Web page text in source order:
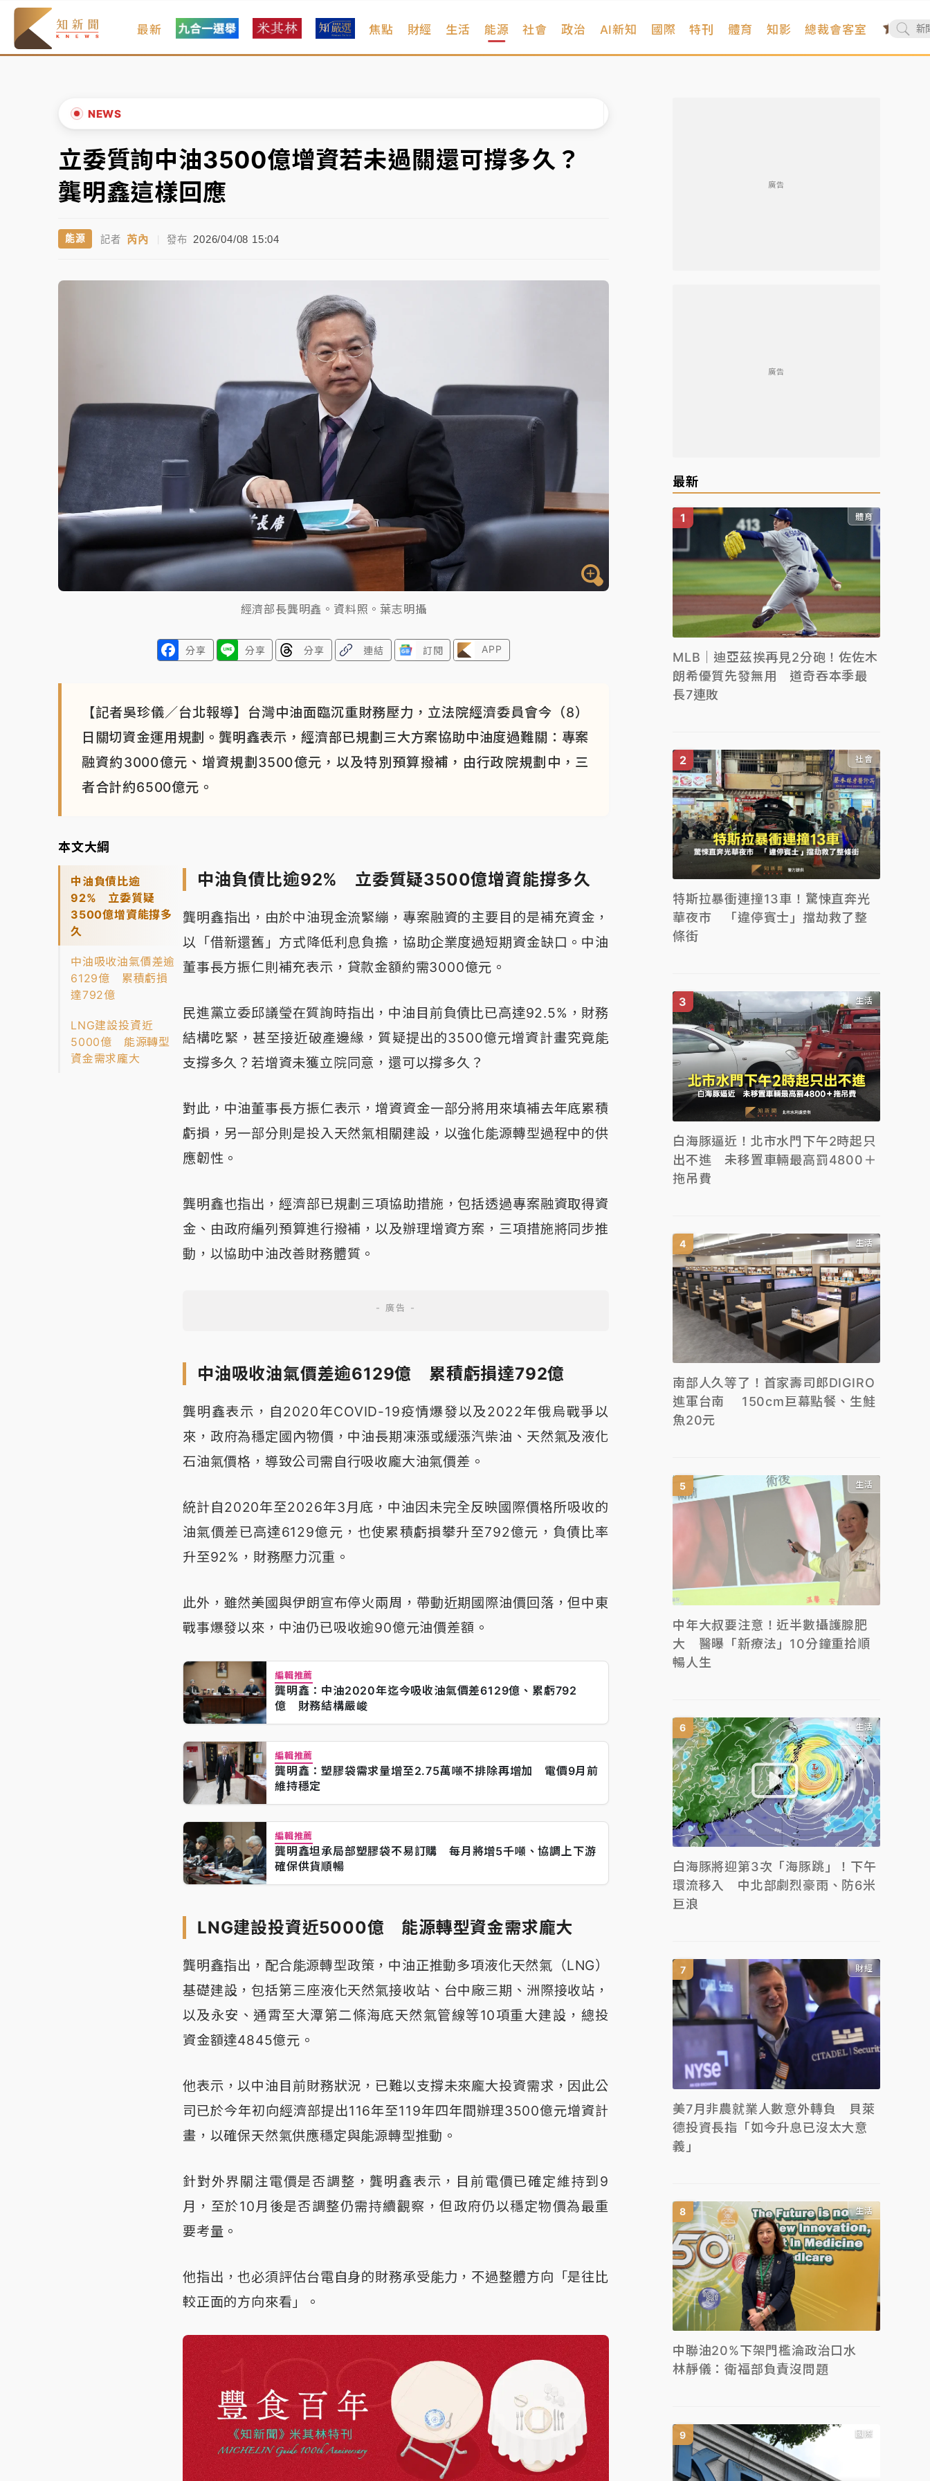
最新 焦點 財經 生活 能源 社會 政治 AI新知 國際 特刊 體育 知影 總裁會客室
NEWS
中颱白海豚環流掠北海！今明防劇烈降雨 東部高溫飆38度
周末精選｜ 慈濟遭詐10億完整始末曝！律師掮客大玩兩面手法 郭台銘、蔡英文成關鍵
本周爆款短影音｜ 柯文哲帶電子手鐶拄拐杖現身／周玉蔻蔡玉真開撕爆料
蔣萬安的建中同學！47歲法律學霸戰桃園 公開上任首要3件事
白海豚逼近！新北高灘地停車場下午4時強制拖吊 中午開放水門周邊紅黃線停車
中颱白海豚環流掠北海！今明防劇烈降雨 東部高溫飆38度
慈濟遭詐10億完整始末曝！律師掮客大玩兩面手法 郭台銘、蔡英文成關鍵
本周爆款短影音｜ 柯文哲帶電子手鐶拄拐杖現身／周玉蔻蔡玉真開撕爆料
周末精選｜ 跨境網購族注意！EZ Way若改由政府委任 預算難關如何解？
蔣萬安的建中同學！47歲法律學霸戰桃園 公開上任首要3件事
▲
▼
立委質詢中油3500億增資若未過關還可撐多久？
龔明鑫這樣回應
能源 記者 芮內 | 發布 2026/04/08 15:04
經濟部長龔明鑫。資料照。葉志明攝
分享 分享 分享 連結 訂閱 APP
【記者吳珍儀／台北報導】台灣中油面臨沉重財務壓力，立法院經濟委員會今（8）
日關切資金運用規劃。龔明鑫表示，經濟部已規劃三大方案協助中油度過難關：專案
融資約3000億元、增資規劃3500億元，以及特別預算撥補，由行政院規劃中，三
者合計約6500億元。
本文大綱
中油負債比逾
92% 立委質疑
3500億增資能撐多
久
中油吸收油氣價差逾
6129億 累積虧損
達792億
LNG建設投資近
5000億 能源轉型
資金需求龐大
中油負債比逾92% 立委質疑3500億增資能撐多久
龔明鑫指出，由於中油現金流緊繃，專案融資的主要目的是補充資金，
以「借新還舊」方式降低利息負擔，協助企業度過短期資金缺口。中油
董事長方振仁則補充表示，貸款金額約需3000億元。
民進黨立委邱議瑩在質詢時指出，中油目前負債比已高達92.5%，財務
結構吃緊，甚至接近破產邊緣，質疑提出的3500億元增資計畫究竟能
支撐多久？若增資未獲立院同意，還可以撐多久？
對此，中油董事長方振仁表示，增資資金一部分將用來填補去年底累積
虧損，另一部分則是投入天然氣相關建設，以強化能源轉型過程中的供
應韌性。
龔明鑫也指出，經濟部已規劃三項協助措施，包括透過專案融資取得資
金、由政府編列預算進行撥補，以及辦理增資方案，三項措施將同步推
動，以協助中油改善財務體質。
中油吸收油氣價差逾6129億 累積虧損達792億
龔明鑫表示，自2020年COVID-19疫情爆發以及2022年俄烏戰爭以
來，政府為穩定國內物價，中油長期凍漲或緩漲汽柴油、天然氣及液化
石油氣價格，導致公司需自行吸收龐大油氣價差。
統計自2020年至2026年3月底，中油因未完全反映國際價格所吸收的
油氣價差已高達6129億元，也使累積虧損攀升至792億元，負債比率
升至92%，財務壓力沉重。
此外，雖然美國與伊朗宣布停火兩周，帶動近期國際油價回落，但中東
戰事爆發以來，中油仍已吸收逾90億元油價差額。
編輯推薦
龔明鑫：中油2020年迄今吸收油氣價差6129億、累虧792
億 財務結構嚴峻
編輯推薦
龔明鑫：塑膠袋需求量增至2.75萬噸不排除再增加 電價9月前
維持穩定
編輯推薦
龔明鑫坦承局部塑膠袋不易訂購 每月將增5千噸、協調上下游
確保供貨順暢
LNG建設投資近5000億 能源轉型資金需求龐大
龔明鑫指出，配合能源轉型政策，中油正推動多項液化天然氣（LNG）
基礎建設，包括第三座液化天然氣接收站、台中廠三期、洲際接收站，
以及永安、通霄至大潭第二條海底天然氣管線等10項重大建設，總投
資金額達4845億元。
他表示，以中油目前財務狀況，已難以支撐未來龐大投資需求，因此公
司已於今年初向經濟部提出116年至119年四年間辦理3500億元增資計
畫，以確保天然氣供應穩定與能源轉型推動。
針對外界關注電價是否調整，龔明鑫表示，目前電價已確定維持到9
月，至於10月後是否調整仍需持續觀察，但政府仍以穩定物價為最重
要考量。
他指出，也必須評估台電自身的財務承受能力，不過整體方向「是往比
較正面的方向來看」。
廣告
廣告
最新
體育
MLB｜迪亞茲挨再見2分砲！佐佐木
朗希優質先發無用 道奇吞本季最
長7連敗
社會
特斯拉暴衝連撞13車！驚悚直奔光
華夜市 「違停賓士」擋劫救了整
條街
生活
白海豚逼近！北市水門下午2時起只
出不進 未移置車輛最高罰4800＋
拖吊費
生活
南部人久等了！首家壽司郎DIGIRO
進軍台南 150cm巨幕點餐、生鮭
魚20元
生活
中年大叔要注意！近半數攝護腺肥
大 醫曝「新療法」10分鐘重拾順
暢人生
生活
白海豚將迎第3次「海豚跳」！下午
環流移入 中北部劇烈豪雨、防6米
巨浪
財經
美7月非農就業人數意外轉負 貝萊
德投資長指「如今升息已沒太大意
義」
生活
中聯油20%下架門檻淪政治口水
林靜儀：衛福部負責沒問題
國際